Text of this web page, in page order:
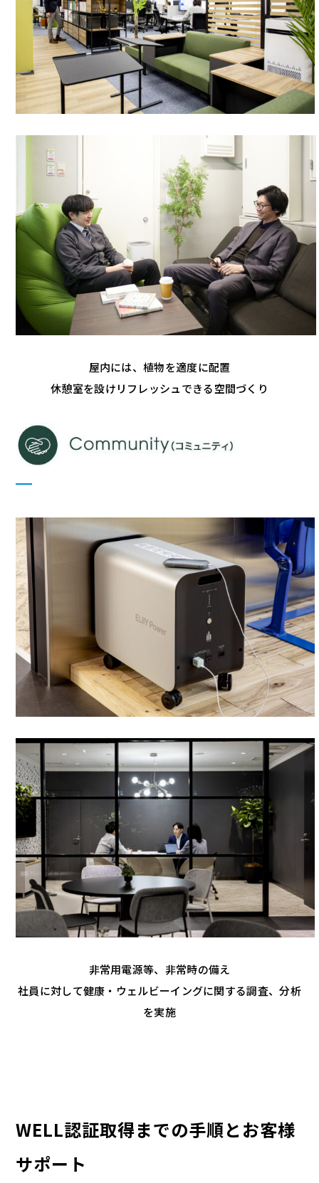
屋内には、植物を適度に配置
休憩室を設けリフレッシュできる空間づくり
非常用電源等、非常時の備え
社員に対して健康・ウェルビーイングに関する調査、分析
を実施
WELL認証取得までの手順とお客様
サポート